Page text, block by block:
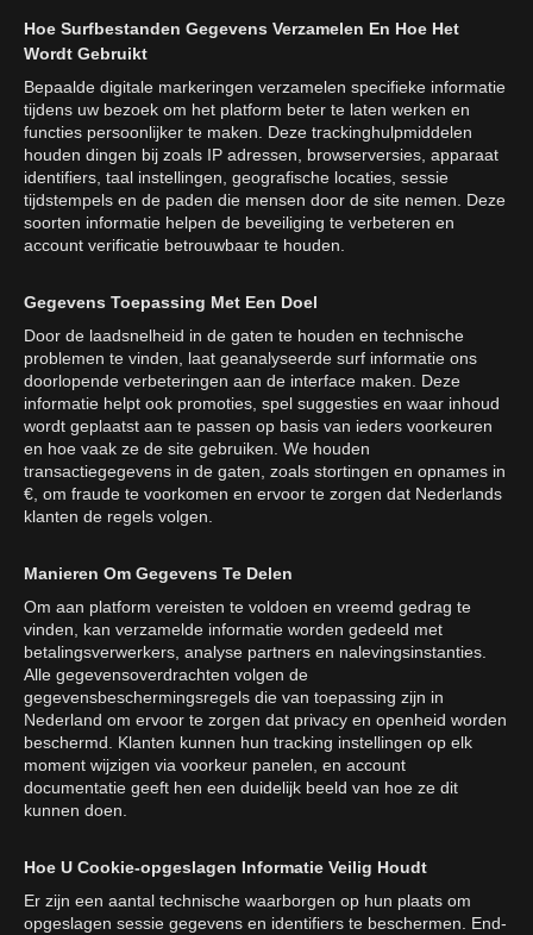
Hoe Surfbestanden Gegevens Verzamelen En Hoe Het
Wordt Gebruikt
Bepaalde digitale markeringen verzamelen specifieke informatie
tijdens uw bezoek om het platform beter te laten werken en
functies persoonlijker te maken. Deze trackinghulpmiddelen
houden dingen bij zoals IP adressen, browserversies, apparaat
identifiers, taal instellingen, geografische locaties, sessie
tijdstempels en de paden die mensen door de site nemen. Deze
soorten informatie helpen de beveiliging te verbeteren en
account verificatie betrouwbaar te houden.
Gegevens Toepassing Met Een Doel
Door de laadsnelheid in de gaten te houden en technische
problemen te vinden, laat geanalyseerde surf informatie ons
doorlopende verbeteringen aan de interface maken. Deze
informatie helpt ook promoties, spel suggesties en waar inhoud
wordt geplaatst aan te passen op basis van ieders voorkeuren
en hoe vaak ze de site gebruiken. We houden
transactiegegevens in de gaten, zoals stortingen en opnames in
€, om fraude te voorkomen en ervoor te zorgen dat Nederlands
klanten de regels volgen.
Manieren Om Gegevens Te Delen
Om aan platform vereisten te voldoen en vreemd gedrag te
vinden, kan verzamelde informatie worden gedeeld met
betalingsverwerkers, analyse partners en nalevingsinstanties.
Alle gegevensoverdrachten volgen de
gegevensbeschermingsregels die van toepassing zijn in
Nederland om ervoor te zorgen dat privacy en openheid worden
beschermd. Klanten kunnen hun tracking instellingen op elk
moment wijzigen via voorkeur panelen, en account
documentatie geeft hen een duidelijk beeld van hoe ze dit
kunnen doen.
Hoe U Cookie-opgeslagen Informatie Veilig Houdt
Er zijn een aantal technische waarborgen op hun plaats om
opgeslagen sessie gegevens en identifiers te beschermen. End-